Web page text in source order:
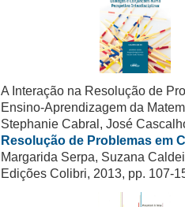
A Interação na Resolução de
Ensino-Aprendizagem da
Stephanie Cabral, José
Resolução de Problemas em
Margarida Serpa, Suzana
Edições Colibri, 2013, pp. 107-